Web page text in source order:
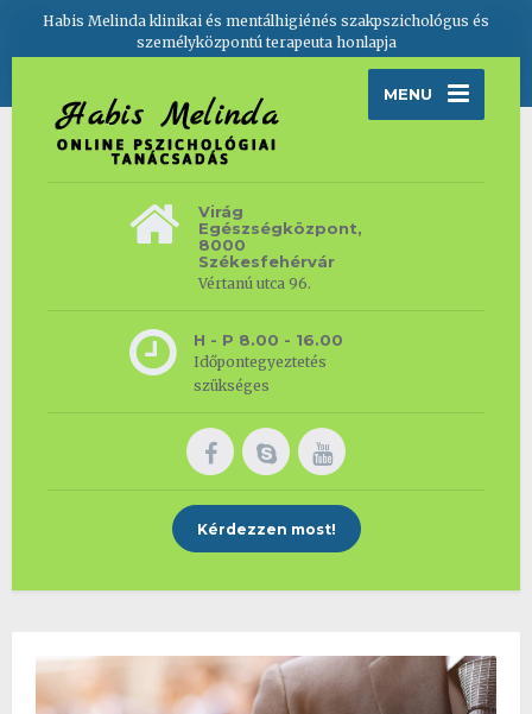
Habis Melinda klinikai és mentálhigiénés szakpszichológus és
személyközpontú terapeuta honlapja
MENU
Virág
Egészségközpont,
8000
Székesfehérvár
Vértanú utca 96.
H - P 8.00 - 16.00
Időpontegyeztetés
szükséges
Kérdezzen most!